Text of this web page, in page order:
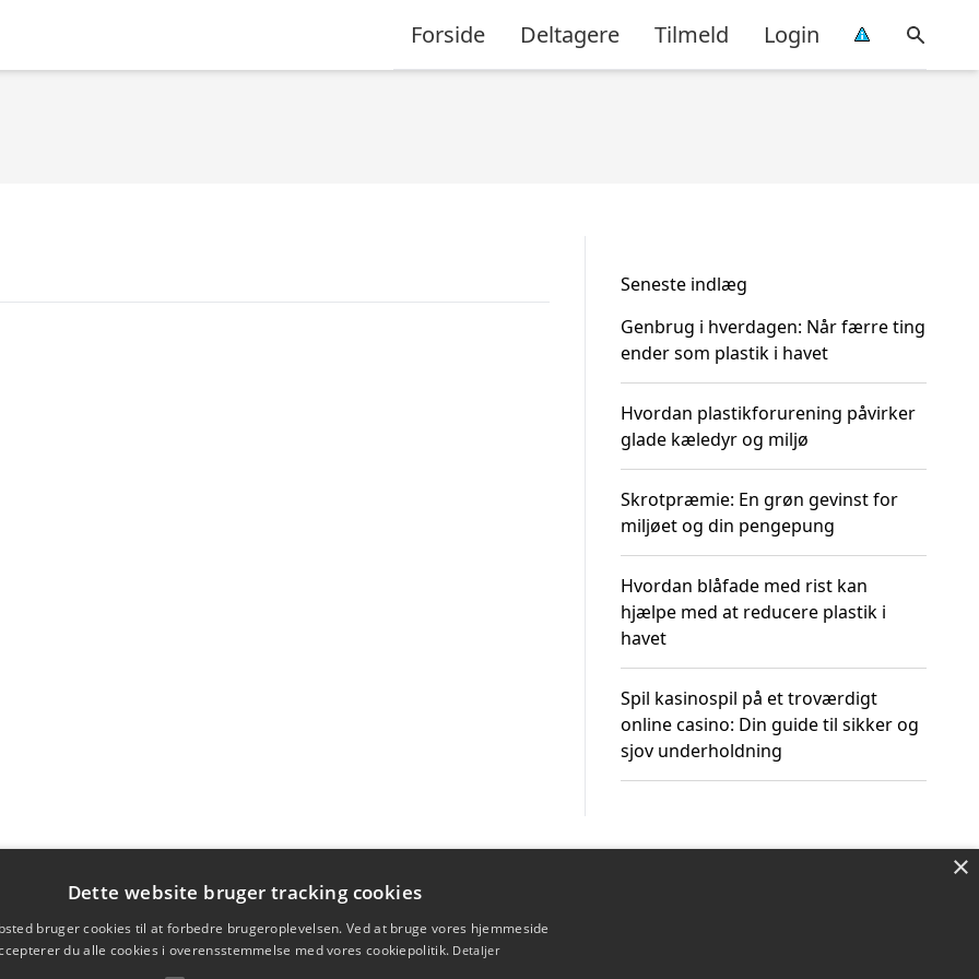
Forside Deltagere Tilmeld Login
Seneste indlæg
Genbrug i hverdagen: Når færre ting
ender som plastik i havet
Hvordan plastikforurening påvirker
glade kæledyr og miljø
Skrotpræmie: En grøn gevinst for
miljøet og din pengepung
Hvordan blåfade med rist kan
hjælpe med at reducere plastik i
havet
Spil kasinospil på et troværdigt
online casino: Din guide til sikker og
sjov underholdning
×
Dette website bruger tracking cookies
bruger cookies til at forbedre brugeroplevelsen. Ved at bruge vores hjemmeside
du alle cookies i overensstemmelse med vores cookiepolitik. Detaljer